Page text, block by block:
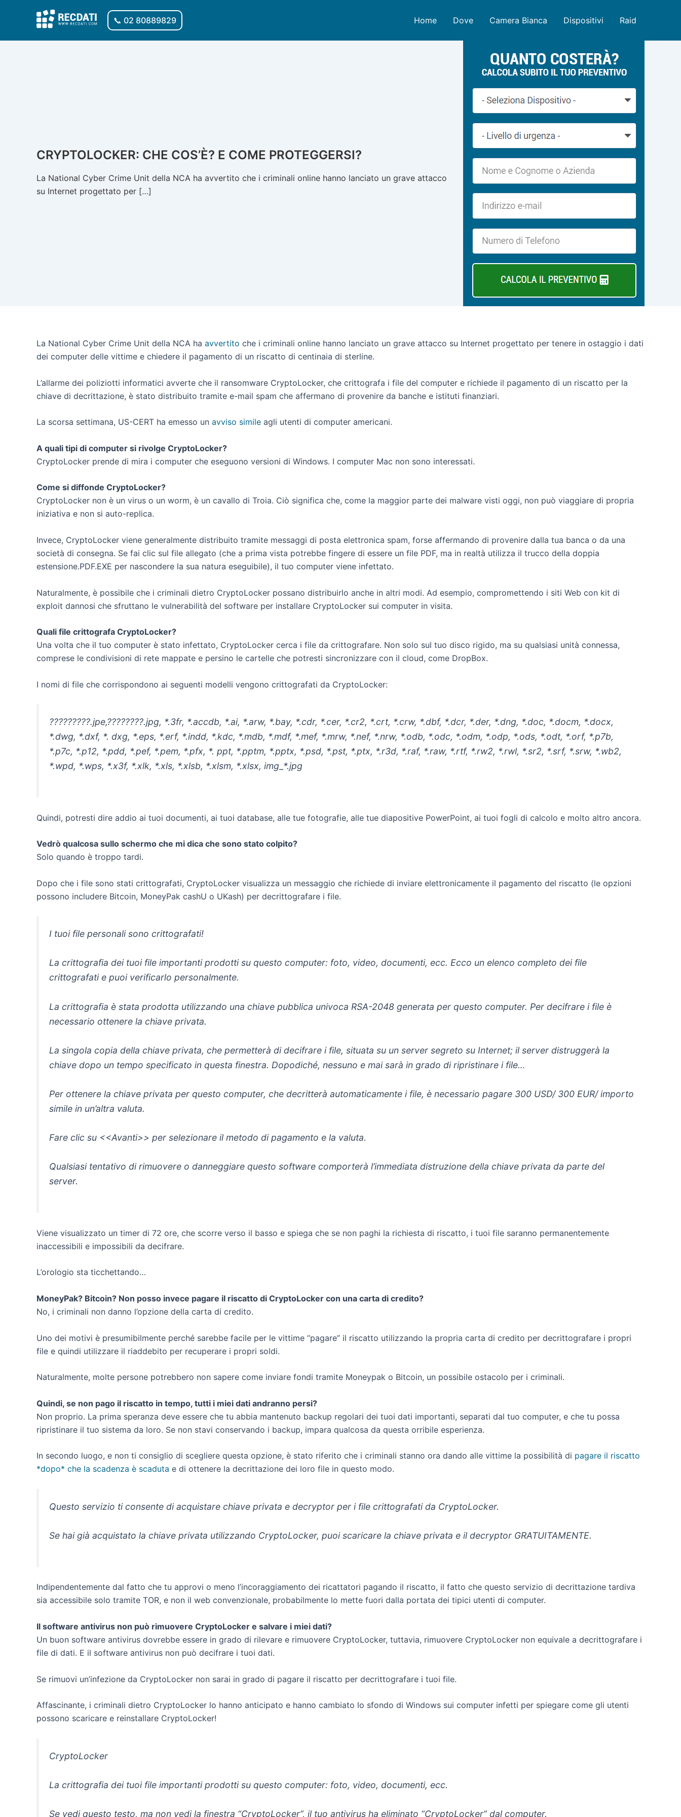
📞 02 80889829 Home Dove Camera Bianca Dispositivi Raid
CRYPTOLOCKER: CHE COS’È? E COME PROTEGGERSI?
La National Cyber ​​Crime Unit della NCA ha avvertito che i criminali online hanno lanciato un grave attacco
su Internet progettato per […]
La National Cyber ​​Crime Unit della NCA ha avvertito che i criminali online hanno lanciato un grave attacco su Internet progettato per tenere in ostaggio i dati
dei computer delle vittime e chiedere il pagamento di un riscatto di centinaia di sterline.
L’allarme dei poliziotti informatici avverte che il ransomware CryptoLocker, che crittografa i file del computer e richiede il pagamento di un riscatto per la
chiave di decrittazione, è stato distribuito tramite e-mail spam che affermano di provenire da banche e istituti finanziari.
La scorsa settimana, US-CERT ha emesso un avviso simile agli utenti di computer americani.
A quali tipi di computer si rivolge CryptoLocker?
CryptoLocker prende di mira i computer che eseguono versioni di Windows. I computer Mac non sono interessati.
Come si diffonde CryptoLocker?
CryptoLocker non è un virus o un worm, è un cavallo di Troia. Ciò significa che, come la maggior parte dei malware visti oggi, non può viaggiare di propria
iniziativa e non si auto-replica.
Invece, CryptoLocker viene generalmente distribuito tramite messaggi di posta elettronica spam, forse affermando di provenire dalla tua banca o da una
società di consegna. Se fai clic sul file allegato (che a prima vista potrebbe fingere di essere un file PDF, ma in realtà utilizza il trucco della doppia
estensione.PDF.EXE per nascondere la sua natura eseguibile), il tuo computer viene infettato.
Naturalmente, è possibile che i criminali dietro CryptoLocker possano distribuirlo anche in altri modi. Ad esempio, compromettendo i siti Web con kit di
exploit dannosi che sfruttano le vulnerabilità del software per installare CryptoLocker sui computer in visita.
Quali file crittografa CryptoLocker?
Una volta che il tuo computer è stato infettato, CryptoLocker cerca i file da crittografare. Non solo sul tuo disco rigido, ma su qualsiasi unità connessa,
comprese le condivisioni di rete mappate e persino le cartelle che potresti sincronizzare con il cloud, come DropBox.
I nomi di file che corrispondono ai seguenti modelli vengono crittografati da CryptoLocker:
?????????.jpe,????????.jpg, *.3fr, *.accdb, *.ai, *.arw, *.bay, *.cdr, *.cer, *.cr2, *.crt, *.crw, *.dbf, *.dcr, *.der, *.dng, *.doc, *.docm, *.docx,
*.dwg, *.dxf, *. dxg, *.eps, *.erf, *.indd, *.kdc, *.mdb, *.mdf, *.mef, *.mrw, *.nef, *.nrw, *.odb, *.odc, *.odm, *.odp, *.ods, *.odt, *.orf, *.p7b,
*.p7c, *.p12, *.pdd, *.pef, *.pem, *.pfx, *. ppt, *.pptm, *.pptx, *.psd, *.pst, *.ptx, *.r3d, *.raf, *.raw, *.rtf, *.rw2, *.rwl, *.sr2, *.srf, *.srw, *.wb2,
*.wpd, *.wps, *.x3f, *.xlk, *.xls, *.xlsb, *.xlsm, *.xlsx, img_*.jpg
Quindi, potresti dire addio ai tuoi documenti, ai tuoi database, alle tue fotografie, alle tue diapositive PowerPoint, ai tuoi fogli di calcolo e molto altro ancora.
Vedrò qualcosa sullo schermo che mi dica che sono stato colpito?
Solo quando è troppo tardi.
Dopo che i file sono stati crittografati, CryptoLocker visualizza un messaggio che richiede di inviare elettronicamente il pagamento del riscatto (le opzioni
possono includere Bitcoin, MoneyPak cashU o UKash) per decrittografare i file.
I tuoi file personali sono crittografati!
La crittografia dei tuoi file importanti prodotti su questo computer: foto, video, documenti, ecc. Ecco un elenco completo dei file
crittografati e puoi verificarlo personalmente.
La crittografia è stata prodotta utilizzando una chiave pubblica univoca RSA-2048 generata per questo computer. Per decifrare i file è
necessario ottenere la chiave privata.
La singola copia della chiave privata, che permetterà di decifrare i file, situata su un server segreto su Internet; il server distruggerà la
chiave dopo un tempo specificato in questa finestra. Dopodiché, nessuno e mai sarà in grado di ripristinare i file…
Per ottenere la chiave privata per questo computer, che decritterà automaticamente i file, è necessario pagare 300 USD/ 300 EUR/ importo
simile in un’altra valuta.
Fare clic su <<Avanti>> per selezionare il metodo di pagamento e la valuta.
Qualsiasi tentativo di rimuovere o danneggiare questo software comporterà l’immediata distruzione della chiave privata da parte del
server.
Viene visualizzato un timer di 72 ore, che scorre verso il basso e spiega che se non paghi la richiesta di riscatto, i tuoi file saranno permanentemente
inaccessibili e impossibili da decifrare.
L’orologio sta ticchettando…
MoneyPak? Bitcoin? Non posso invece pagare il riscatto di CryptoLocker con una carta di credito?
No, i criminali non danno l’opzione della carta di credito.
Uno dei motivi è presumibilmente perché sarebbe facile per le vittime “pagare” il riscatto utilizzando la propria carta di credito per decrittografare i propri
file e quindi utilizzare il riaddebito per recuperare i propri soldi.
Naturalmente, molte persone potrebbero non sapere come inviare fondi tramite Moneypak o Bitcoin, un possibile ostacolo per i criminali.
Quindi, se non pago il riscatto in tempo, tutti i miei dati andranno persi?
Non proprio. La prima speranza deve essere che tu abbia mantenuto backup regolari dei tuoi dati importanti, separati dal tuo computer, e che tu possa
ripristinare il tuo sistema da loro. Se non stavi conservando i backup, impara qualcosa da questa orribile esperienza.
In secondo luogo, e non ti consiglio di scegliere questa opzione, è stato riferito che i criminali stanno ora dando alle vittime la possibilità di pagare il riscatto
*dopo* che la scadenza è scaduta e di ottenere la decrittazione dei loro file in questo modo.
Questo servizio ti consente di acquistare chiave privata e decryptor per i file crittografati da CryptoLocker.
Se hai già acquistato la chiave privata utilizzando CryptoLocker, puoi scaricare la chiave privata e il decryptor GRATUITAMENTE.
Indipendentemente dal fatto che tu approvi o meno l’incoraggiamento dei ricattatori pagando il riscatto, il fatto che questo servizio di decrittazione tardiva
sia accessibile solo tramite TOR, e non il web convenzionale, probabilmente lo mette fuori dalla portata dei tipici utenti di computer.
Il software antivirus non può rimuovere CryptoLocker e salvare i miei dati?
Un buon software antivirus dovrebbe essere in grado di rilevare e rimuovere CryptoLocker, tuttavia, rimuovere CryptoLocker non equivale a decrittografare i
file di dati. E il software antivirus non può decifrare i tuoi dati.
Se rimuovi un’infezione da CryptoLocker non sarai in grado di pagare il riscatto per decrittografare i tuoi file.
Affascinante, i criminali dietro CryptoLocker lo hanno anticipato e hanno cambiato lo sfondo di Windows sui computer infetti per spiegare come gli utenti
possono scaricare e reinstallare CryptoLocker!
CryptoLocker
La crittografia dei tuoi file importanti prodotti su questo computer: foto, video, documenti, ecc.
Se vedi questo testo, ma non vedi la finestra “CryptoLocker”, il tuo antivirus ha eliminato “CryptoLocker” dal computer.